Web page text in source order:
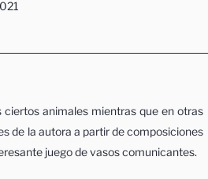
animales mientras que en otras
de la autora a partir de composiciones
juego de vasos comunicantes.